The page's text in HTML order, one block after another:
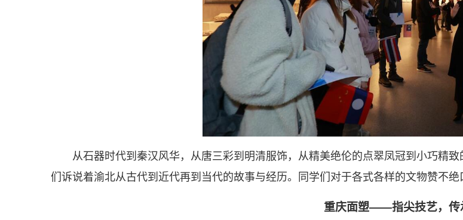
从石器时代到秦汉风华，从唐三彩到明清服饰，从精美绝伦的点翠凤冠到小巧精
们诉说着渝北从古代到近代再到当代的故事与经历。同学们对于各式各样的文物赞不
重庆面塑——指尖技艺，传